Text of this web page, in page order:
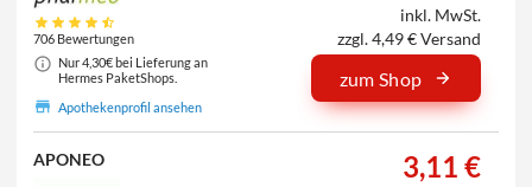
706 Bewertungen
Nur 4,30€ bei Lieferung an
Hermes PaketShops.
Apothekenprofil ansehen
inkl. MwSt.
zzgl. 4,49 € Versand
zum Shop
APONEO 3,11 €